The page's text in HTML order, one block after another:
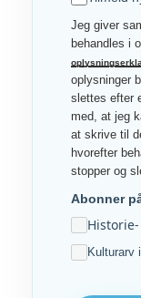
Jeg giver
behandles i
oplysninger
slettes efter
med, at jeg
at skrive til
hvorefter
stopper og
Abonner
Kulturarv